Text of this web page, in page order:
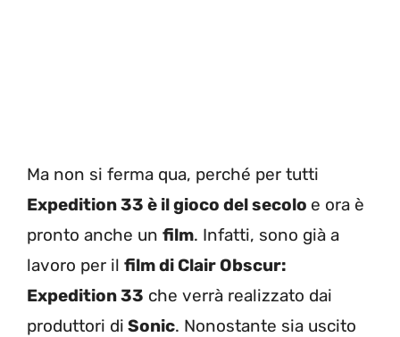
Ma non si ferma qua, perché per tutti
Expedition 33 è il gioco del secolo e ora è
pronto anche un film. Infatti, sono già a
lavoro per il film di Clair Obscur:
Expedition 33 che verrà realizzato dai
produttori di Sonic. Nonostante sia uscito